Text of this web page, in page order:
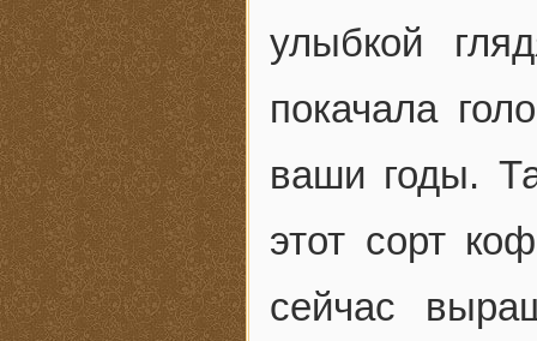
улыбкой
покачала
ваши годы.
этот сорт
сейчас